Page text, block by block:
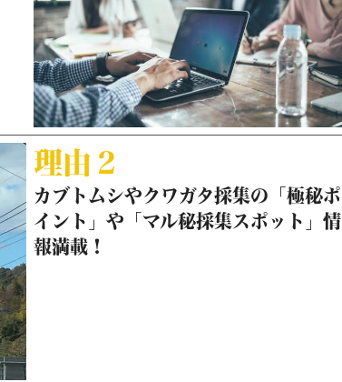
理由２
カブトムシやクワガタ採集の「極秘ポ
イント」や「マル秘採集スポット」情
報満載！